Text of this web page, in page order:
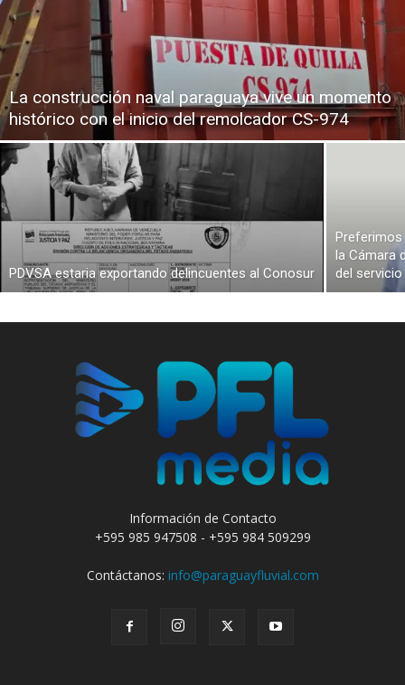
La construcción naval paraguaya vive un momento
histórico con el inicio del remolcador CS-974
PDVSA estaria exportando delincuentes al Conosur
Preferimos
la Cámara
del
Información de Contacto
+595 985 947508 - +595 984 509299
Contáctanos: info@paraguayfluvial.com